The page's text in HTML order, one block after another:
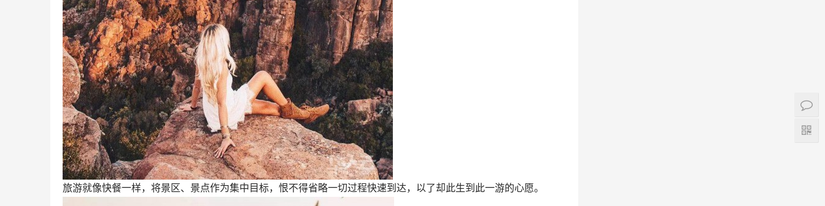
旅游就像快餐一样，将景区、景点作为集中目标，恨不得省略一切过程快速到达，以了却此生到此一游的心愿。